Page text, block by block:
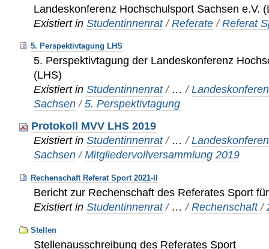
Landeskonferenz Hochschulsport Sachsen e.V.
Existiert in Studentinnenrat /Referate /Referat
5. Perspektivtagung LHS
5. Perspektivtagung der Landeskonferenz
(LHS)
Existiert in Studentinnenrat / …/
Sachsen /5. Perspektivtagung
Protokoll MVV LHS 2019
Existiert in Studentinnenrat / …/
Sachsen /Mitgliedervollversammlung 2019
Rechenschaft Referat Sport 2021-II
Bericht zur Rechenschaft des Referates Sport
Existiert in Studentinnenrat / …/Rechenschaft /
Stellen
Stellenausschreibung des Referates Sport